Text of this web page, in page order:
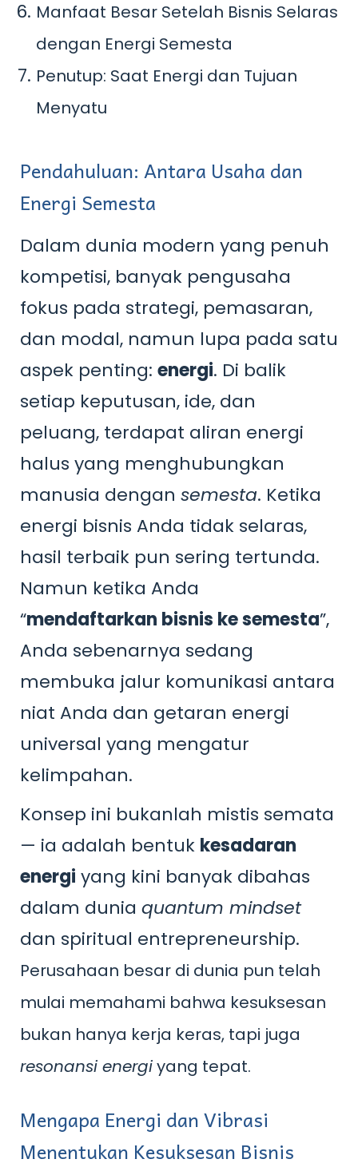
Manfaat Besar Setelah Bisnis Selaras
dengan Energi Semesta
Penutup: Saat Energi dan Tujuan
Menyatu
Pendahuluan: Antara Usaha dan
Energi Semesta
Dalam dunia modern yang penuh
kompetisi, banyak pengusaha
fokus pada strategi, pemasaran,
dan modal, namun lupa pada satu
aspek penting: energi. Di balik
setiap keputusan, ide, dan
peluang, terdapat aliran energi
halus yang menghubungkan
manusia dengan semesta. Ketika
energi bisnis Anda tidak selaras,
hasil terbaik pun sering tertunda.
Namun ketika Anda
“mendaftarkan bisnis ke semesta”,
Anda sebenarnya sedang
membuka jalur komunikasi antara
niat Anda dan getaran energi
universal yang mengatur
kelimpahan.
Konsep ini bukanlah mistis semata
— ia adalah bentuk kesadaran
energi yang kini banyak dibahas
dalam dunia quantum mindset
dan spiritual entrepreneurship.
Perusahaan besar di dunia pun telah
mulai memahami bahwa kesuksesan
bukan hanya kerja keras, tapi juga
resonansi energiyang tepat.
Mengapa Energi dan Vibrasi
Menentukan Kesuksesan Bisnis